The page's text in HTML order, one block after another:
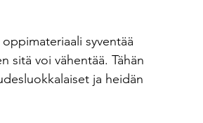
syventää
sitä voi vähentää. Tähän
ja heidän